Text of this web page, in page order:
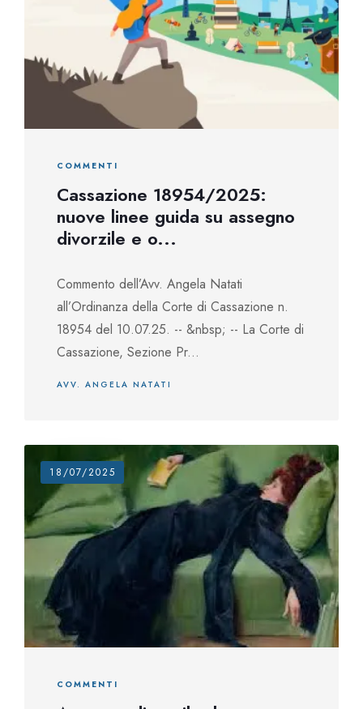
COMMENTI
Cassazione 18954/2025:
nuove linee guida su assegno
divorzile e o...
Commento dell’Avv. Angela Natati
all’Ordinanza della Corte di Cassazione n.
18954 del 10.07.25. -- &nbsp; -- La Corte di
Cassazione, Sezione Pr...
AVV. ANGELA NATATI
18/07/2025
COMMENTI